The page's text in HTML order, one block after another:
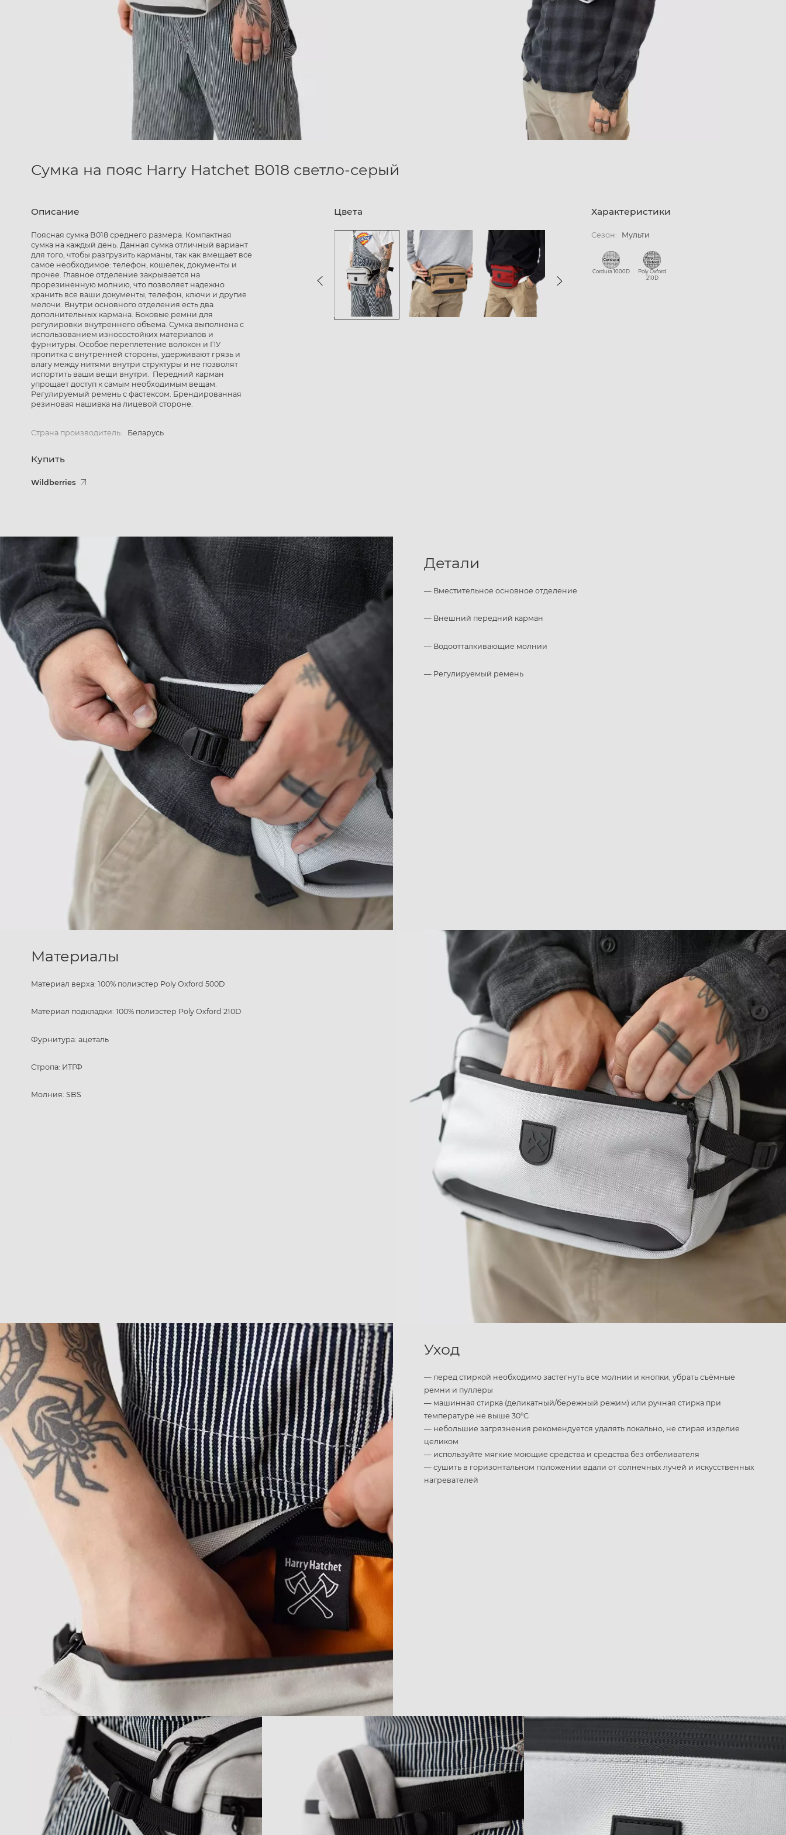
Сумка на пояс Harry Hatchet B018 светло-серый
Описание
Поясная сумка B018 среднего размера. Компактная
сумка на каждый день. Данная сумка отличный вариант
для того, чтобы разгрузить карманы, так как вмещает все
самое необходимое: телефон, кошелек, документы и
прочее. Главное отделение закрывается на
прорезиненную молнию, что позволяет надежно
хранить все ваши документы, телефон, ключи и другие
мелочи. Внутри основного отделения есть два
дополнительных кармана. Боковые ремни для
регулировки внутреннего объема. Сумка выполнена с
использованием износостойких материалов и
фурнитуры. Особое переплетение волокон и ПУ
пропитка с внутренней стороны, удерживают грязь и
влагу между нитями внутри структуры и не позволят
испортить ваши вещи внутри. Передний карман
упрощает доступ к самым необходимым вещам.
Регулируемый ремень с фастексом. Брендированная
резиновая нашивка на лицевой стороне.
Страна производитель: Беларусь
Купить
Wildberries
Цвета Характеристики
Сезон: Мульти
Cordura 1000D
Poly Oxford
210D
Детали
— Вместительное основное отделение
— Внешний передний карман
— Водоотталкивающие молнии
— Регулируемый ремень
Материалы
Материал верха: 100% полиэстер Poly Oxford 500D
Материал подкладки: 100% полиэстер Poly Oxford 210D
Фурнитура: ацеталь
Стропа: ИТГФ
Молния: SBS
Уход
— перед стиркой необходимо застегнуть все молнии и кнопки, убрать съёмные
ремни и пуллеры
— машинная стирка (деликатный/бережный режим) или ручная стирка при
температуре не выше 30°С
— небольшие загрязнения рекомендуется удалять локально, не стирая изделие
целиком
— используйте мягкие моющие средства и средства без отбеливателя
— сушить в горизонтальном положении вдали от солнечных лучей и искусственных
нагревателей